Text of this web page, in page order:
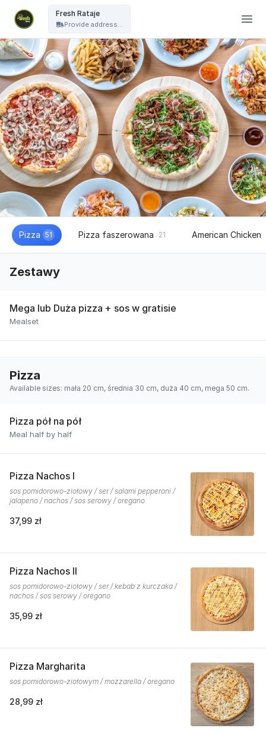
Fresh Rataje
Provide address...
Pizza 51 Pizza faszerowana 21 American Chicken
Zestawy
Mega lub Duża pizza + sos w gratisie
Mealset
Pizza
Available sizes: mała 20 cm, średnia 30 cm, duża 40 cm, mega 50 cm.
Pizza pół na pół
Meal half by half
Pizza Nachos I
sos pomidorowo-ziołowy / ser / salami pepperoni /
jalapeno / nachos / sos serowy / oregano
37,99 zł
Pizza Nachos II
sos pomidorowo-ziołowy / ser / kebab z kurczaka /
nachos / sos serowy / oregano
35,99 zł
Pizza Margharita
sos pomidorowo-ziołowym / mozzarella / oregano
28,99 zł